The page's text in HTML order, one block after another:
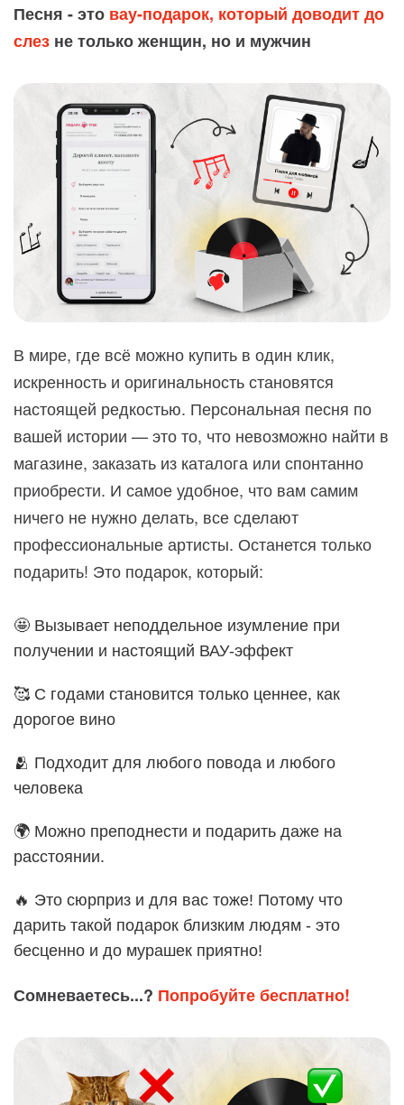
Песня - это вау-подарок, который доводит до
слез не только женщин, но и мужчин
В мире, где всё можно купить в один клик,
искренность и оригинальность становятся
настоящей редкостью. Персональная песня по
вашей истории — это то, что невозможно найти в
магазине, заказать из каталога или спонтанно
приобрести. И самое удобное, что вам самим
ничего не нужно делать, все сделают
профессиональные артисты. Останется только
подарить! Это подарок, который:
🤩 Вызывает неподдельное изумление при
получении и настоящий ВАУ-эффект
🥰 С годами становится только ценнее, как
дорогое вино
🫂 Подходит для любого повода и любого
человека
🌍 Можно преподнести и подарить даже на
расстоянии.
🔥 Это сюрприз и для вас тоже! Потому что
дарить такой подарок близким людям - это
бесценно и до мурашек приятно!
Сомневаетесь...? Попробуйте бесплатно!